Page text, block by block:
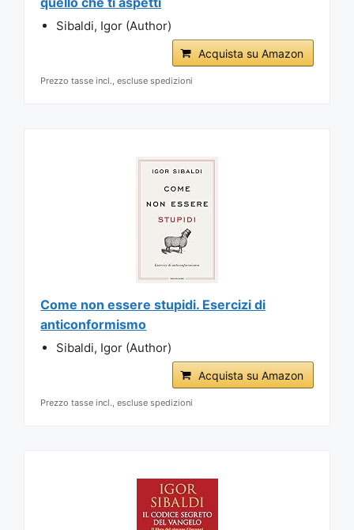
Sibaldi, Igor (Author)
Acquista su Amazon
Prezzo tasse incl., escluse spedizioni
Come non essere stupidi. Esercizi di
anticonformismo
Sibaldi, Igor (Author)
Acquista su Amazon
Prezzo tasse incl., escluse spedizioni